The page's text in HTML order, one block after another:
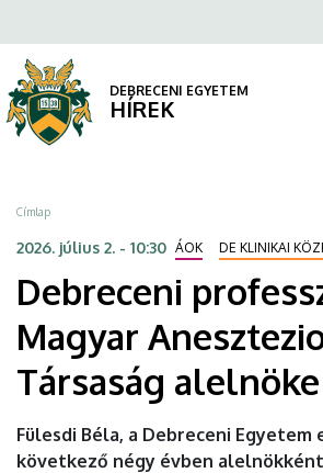
professzor
a
Magyar
Aneszteziológiai
Társaság
alelnöke
DEBRECENI
EGYETEM
a
tartalomra
DEBRECENI EGYETEM
HÍREK
Morzsa
Címlap
2026. július 2. - 10:30 ÁOK DE KLINIKAI
Debreceni
Magyar
Társaság alelnöke
Fülesdi Béla, a Debreceni Egyetem
következő négy évben